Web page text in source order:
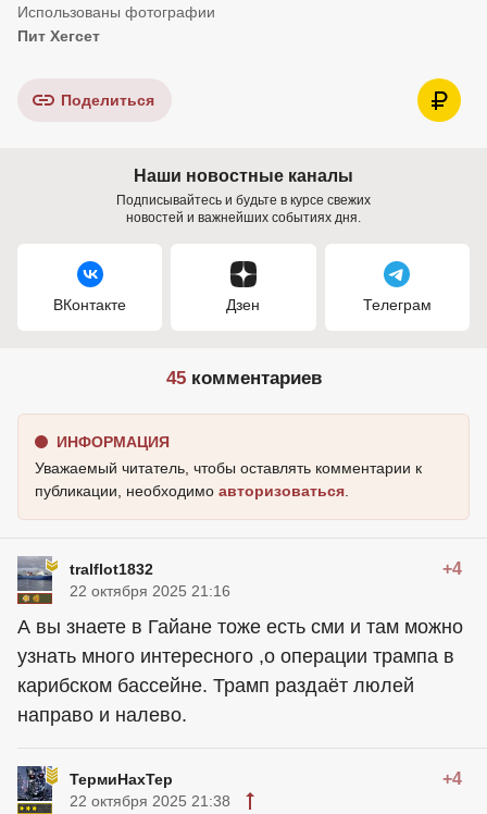
Пит Хегсет
Поделиться
Наши новостные каналы
Подписывайтесь и будьте в курсе свежих
новостей и важнейших событиях дня.
ВКонтакте Дзен Телеграм
45комментариев
ИНФОРМАЦИЯ
Уважаемый читатель, чтобы оставлять комментарии к
публикации, необходимо авторизоваться.
tralflot1832 +4
22 октября 2025 21:16
А вы знаете в Гайане тоже есть сми и там можно
узнать много интересного ,о операции трампа в
карибском бассейне. Трамп раздаёт люлей
направо и налево.
ТермиНахТер +4
22 октября 2025 21:38